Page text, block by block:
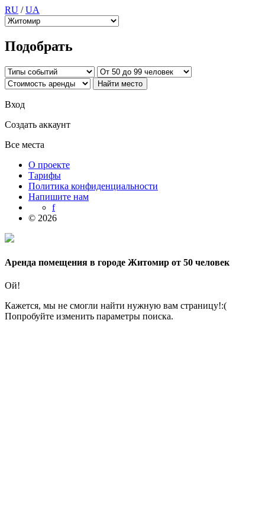
RU /UA
Подобрать
Вход
Создать аккаунт
Все места
О проекте
Тарифы
Политика конфиденциальности
Напишите нам
f
© 2026
Аренда помещения в городе Житомир от 50 человек
Ой!
Кажется, мы не смогли найти нужную вам страницу!:(
Попробуйте изменить параметры поиска.